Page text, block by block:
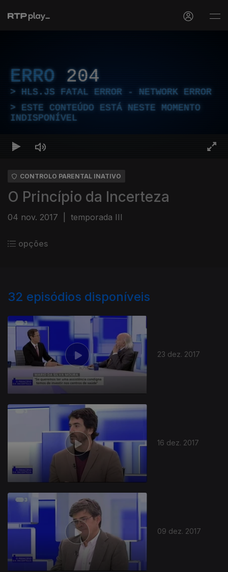
ERRO 204
HLS.JS FATAL ERROR - NETWORK ERROR
ESTE CONTEÚDO ESTÁ NESTE MOMENTO
INDISPONÍVEL
CONTROLO PARENTAL INATIVO
O Princípio da Incerteza
04 nov. 2017 temporada III
opções
32 episódios disponíveis
23 dez. 2017
16 dez. 2017
09 dez. 2017